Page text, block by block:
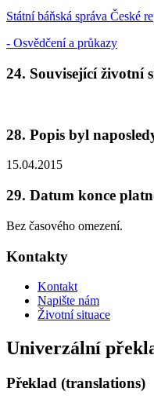
Státní báňská správa České
- Osvědčení a průkazy
24. Související životní
28. Popis byl
15.04.2015
29. Datum konce
Bez časového omezení.
Kontakty
Kontakt
Napište nám
Životní situace
Univerzální
Překlad (translations)